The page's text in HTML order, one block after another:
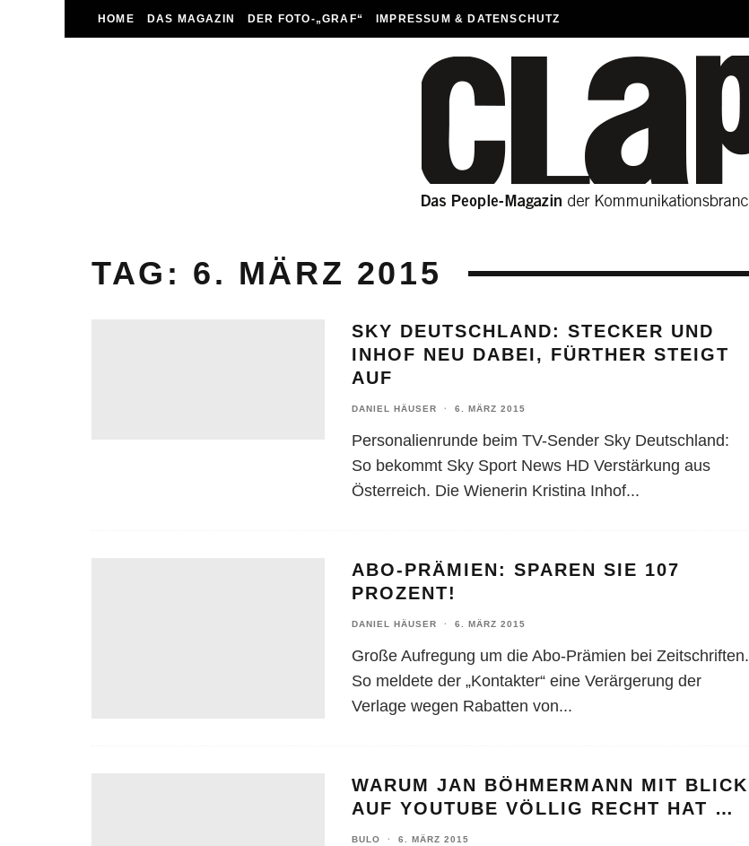
HOME DAS MAGAZIN DER FOTO-„GRAF“ IMPRESSUM & DATENSCHUTZ
TAG: 6. MÄRZ 2015
SKY DEUTSCHLAND: STECKER UND
INHOF NEU DABEI, FÜRTHER STEIGT
AUF
DANIEL HÄUSER · 6. MÄRZ 2015
Personalienrunde beim TV-Sender Sky Deutschland:
So bekommt Sky Sport News HD Verstärkung aus
Österreich. Die Wienerin Kristina Inhof...
ABO-PRÄMIEN: SPAREN SIE 107
PROZENT!
DANIEL HÄUSER · 6. MÄRZ 2015
Große Aufregung um die Abo-Prämien bei Zeitschriften.
So meldete der „Kontakter“ eine Verärgerung der
Verlage wegen Rabatten von...
WARUM JAN BÖHMERMANN MIT BLICK
AUF YOUTUBE VÖLLIG RECHT HAT …
BULO · 6. MÄRZ 2015